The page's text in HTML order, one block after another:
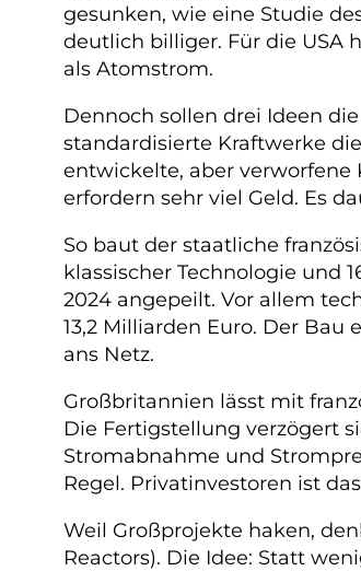
gesunken, wie eine Studie
deutlich billiger. Für die USA
als Atomstrom.
Dennoch sollen drei Ideen
standardisierte Kraftwerke
entwickelte, aber verworfene
erfordern sehr viel Geld. Es
So baut der staatliche
klassischer Technologie und
2024 angepeilt. Vor allem
13,2 Milliarden Euro. Der
ans Netz.
Großbritannien lässt mit
Die Fertigstellung verzögert
Stromabnahme und
Regel. Privatinvestoren ist
Weil Großprojekte haken,
Reactors). Die Idee: Statt